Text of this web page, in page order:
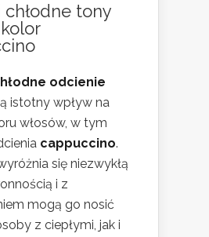
chłodne tony
odcienie
istotny wpływ na
włosów, w tym
cappuccino.
się niezwykłą
i z
mogą go nosić
z ciepłymi, jak i